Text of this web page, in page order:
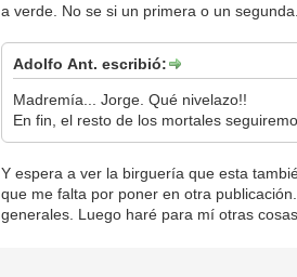
a verde. No se si un primera o un
Adolfo Ant. escribió:
Madremía... Jorge. Qué nivelazo!!
En fin, el resto de los mortales
Y espera a ver la birguería que esta
que me falta por poner en otra
generales. Luego haré para mí otras